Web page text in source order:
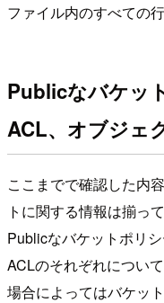
ファイル内のすべての
Publicなバケッ
ACL、オブジェ
ここまでで確認した内
トに関する情報は揃っ
Publicなバケットポリ
ACLのそれぞれについ
場合によってはバケッ